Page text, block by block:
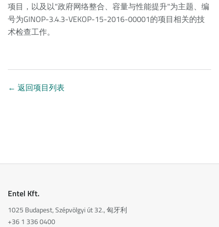
项目，以及以"政府网络整合、容量与性能提升"为主题、编
号为GINOP-3.4.3-VEKOP-15-2016-00001的项目相关的技
术检查工作。
← 返回项目列表
Entel Kft.
1025 Budapest, Szépvölgyi út 32., 匈牙利
+36 1 336 0400